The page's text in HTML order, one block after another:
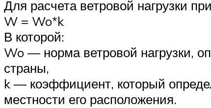
Для расчета ветровой нагрузки
W = Wo*k
В которой:
Wo — норма ветровой нагрузки,
страны,
k — коэффициент, который
местности его расположения.